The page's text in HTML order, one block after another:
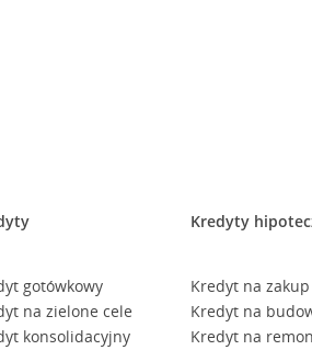
gotówkowy
na zielone cele
konsolidacyjny
Kredyty
Kredyt na
Kredyt na
Kredyt na